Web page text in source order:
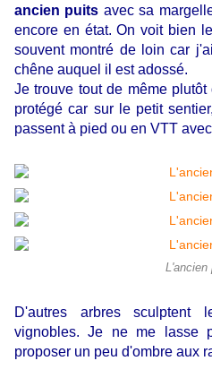
ancien puits avec sa
encore en état. On voit bien
souvent montré de loin car
chêne auquel il est adossé.
Je trouve tout de même
protégé car sur le petit
passent à pied ou en VTT
L'ancien
D'autres arbres sculptent
vignobles. Je ne me lasse
proposer un peu d'ombre aux